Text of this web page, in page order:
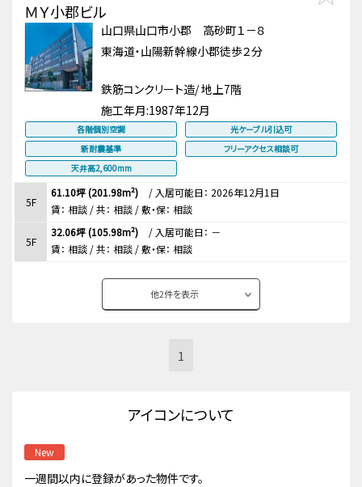
ＭＹ小郡ビル
山口県山口市小郡 高砂町１－８
東海道・山陽新幹線小郡徒歩２分
鉄筋コンクリート造/ 地上7階
施工年月:1987年12月
各階個別空調
光ケーブル引込可
新耐震基準
フリーアクセス相談可
天井高2,600mm
5F
61.10坪 (201.98m²) / 入居可能日： 2026年12月1日
賃： 相談 / 共： 相談 / 敷・保： 相談
5F
32.06坪 (105.98m²) / 入居可能日： －
賃： 相談 / 共： 相談 / 敷・保： 相談
他2件を表示
1
アイコンについて
New
一週間以内に登録があった物件です。